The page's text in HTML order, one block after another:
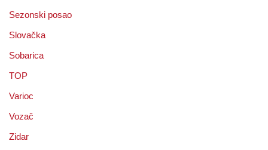
Sezonski posao
Slovačka
Sobarica
TOP
Varioc
Vozač
Zidar